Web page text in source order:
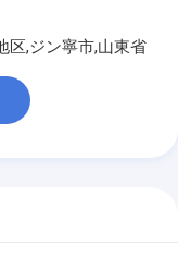
区,ジン寧市,山東省